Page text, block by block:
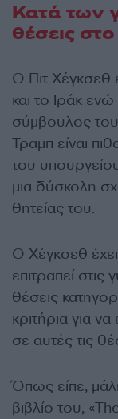
Κατά των
θέσεις
Ο Πιτ Χέγκσεθ
και το Ιράκ
σύμβουλος
Τραμπ είναι
του
μια δύσκολη
θητείας του.
Ο Χέγκσεθ έχει
επιτραπεί
θέσεις
κριτήρια για
σε αυτές τις
Όπως είπε,
βιβλίο του,